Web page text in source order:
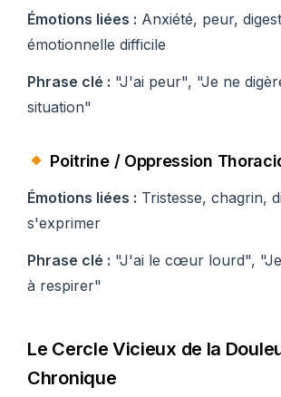
Émotions liées : Anxiété, peur,
émotionnelle difficile
Phrase clé : "J'ai peur", "Je ne
situation"
Poitrine / Oppression
Émotions liées : Tristesse, chagrin,
s'exprimer
Phrase clé : "J'ai le cœur lourd",
à respirer"
Le Cercle Vicieux de la
Chronique